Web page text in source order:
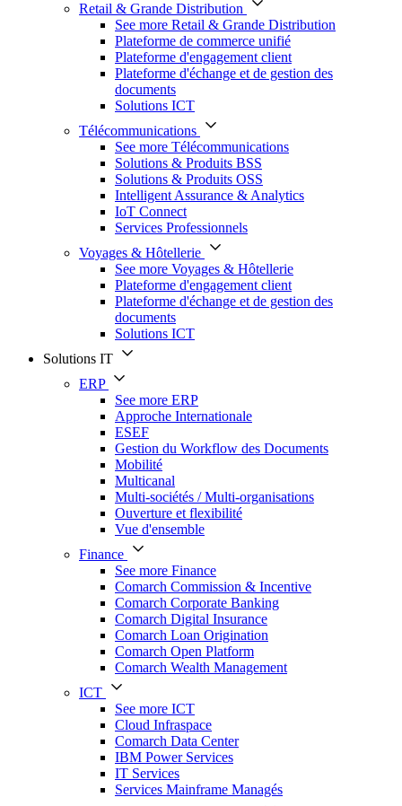
Retail & Grande Distribution
See more Retail & Grande Distribution
Plateforme de commerce unifié
Plateforme d'engagement client
Plateforme d'échange et de gestion des
documents
Solutions ICT
Télécommunications
See more Télécommunications
Solutions & Produits BSS
Solutions & Produits OSS
Intelligent Assurance & Analytics
IoT Connect
Services Professionnels
Voyages & Hôtellerie
See more Voyages & Hôtellerie
Plateforme d'engagement client
Plateforme d'échange et de gestion des
documents
Solutions ICT
Solutions IT
ERP
See more ERP
Approche Internationale
ESEF
Gestion du Workflow des Documents
Mobilité
Multicanal
Multi-sociétés / Multi-organisations
Ouverture et flexibilité
Vue d'ensemble
Finance
See more Finance
Comarch Commission & Incentive
Comarch Corporate Banking
Comarch Digital Insurance
Comarch Loan Origination
Comarch Open Platform
Comarch Wealth Management
ICT
See more ICT
Cloud Infraspace
Comarch Data Center
IBM Power Services
IT Services
Services Mainframe Managés